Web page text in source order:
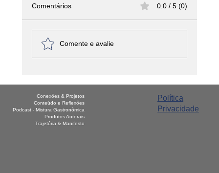
América Latina - Haiti – Griot
Comentários 0.0 / 5 (0)
Comente e avalie
Política
Privacidade
Conexões & Projetos
Conteúdo e Reflexões
Podcast - Mistura Gastronômica
Produtos Autorais
Trajetória & Manifesto